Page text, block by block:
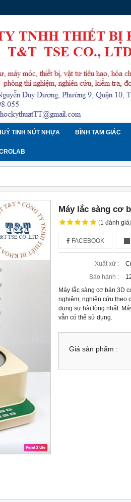
TINH NÚT NHỰA BÌNH TAM GIÁC
Máy lắc sàng cơ
(1đánh giá)
FACEBOOK
Xuất xứ :
Bảo hành :
Máy lắc sàng cơ bản 3D
nghiệm, nghiên cứu theo
dụng sự hài lòng nhất.
vẫn có thể sử dụng.
Giá sản phẩm :